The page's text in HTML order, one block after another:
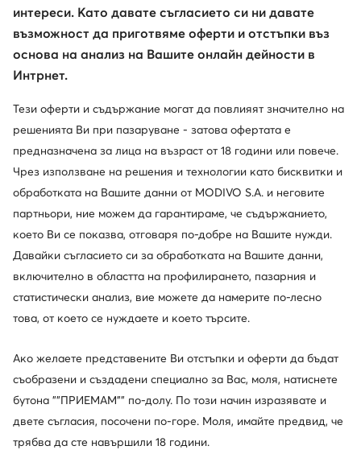
Един клуб, предимства на много места.
Промоции само за членовете на клуба, удължен
срок за връщане и много повече. Отключете
MODIVOclub GOLD и получавайте
интереси. Като давате съгласието си ни давате
възможност да приготвяме оферти и отстъпки въз
основа на анализ на Вашите онлайн дейности в
Интрнет.
Тези оферти и съдържание могат да повлияят значително на
решенията Ви при пазаруване - затова офертата е
предназначена за лица на възраст от 18 години или повече.
Чрез използване на решения и технологии като бисквитки и
обработката на Вашите данни от MODIVO S.A. и неговите
партньори, ние можем да гарантираме, че съдържанието,
което Ви се показва, отговаря по-добре на Вашите нужди.
Давайки съгласието си за обработката на Вашите данни,
включително в областта на профилирането, пазарния и
статистически анализ, вие можете да намерите по-лесно
това, от което се нуждаете и което търсите.
Ако желаете представените Ви отстъпки и оферти да бъдат
съобразени и създадени специално за Вас, моля, натиснете
бутона ""ПРИЕМАМ"" по-долу. По този начин изразявате и
двете съгласия, посочени по-горе. Моля, имайте предвид, че
трябва да сте навършили 18 години.